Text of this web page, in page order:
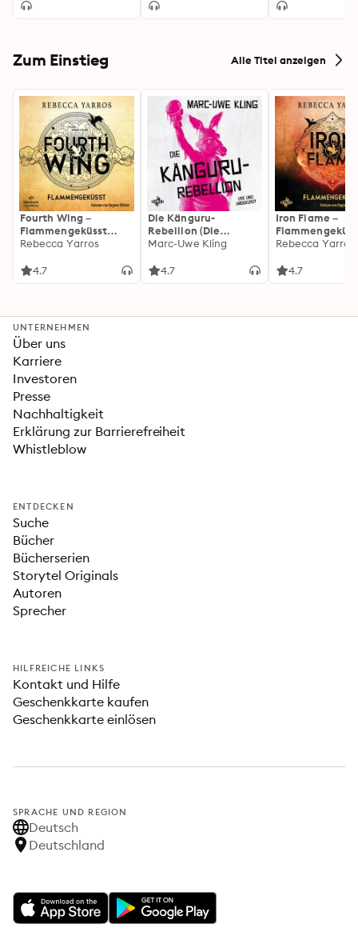
Zum Einstieg Alle Titel anzeigen
Fourth Wing –
Flammengeküsst
(Flammengeküsst-
Rebecca Yarros
4.7
Die Känguru-
Rebellion (Die
Känguru-Werke 5)
Marc-Uwe Kling
4.7
Iron Flame –
heißersehnte
Rebecca Yarros
4.7
UNTERNEHMEN
Über uns
Karriere
Investoren
Presse
Nachhaltigkeit
Erklärung zur Barrierefreiheit
Whistleblow
ENTDECKEN
Suche
Bücher
Bücherserien
Storytel Originals
Autoren
Sprecher
HILFREICHE LINKS
Kontakt und Hilfe
Geschenkkarte kaufen
Geschenkkarte einlösen
SPRACHE UND REGION
Deutsch
Deutschland